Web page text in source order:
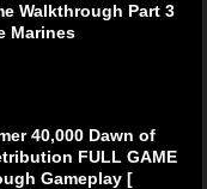
Walkthrough Part 3
Marines
40,000 Dawn of
FULL GAME
Gameplay [